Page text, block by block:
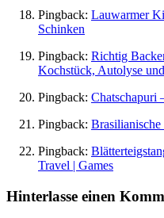
Pingback: Lauwarmer
Schinken
Pingback: Richtig
Kochstück, Autolyse
Pingback: Chatschapuri
Pingback:
Pingback:
Travel | Games
Hinterlasse einen